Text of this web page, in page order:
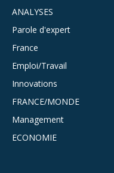
ANALYSES
Parole d'expert
France
Emploi/Travail
Innovations
FRANCE/MONDE
Management
ECONOMIE